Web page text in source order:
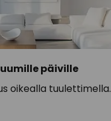
päiville
oikealla tuulettimella.